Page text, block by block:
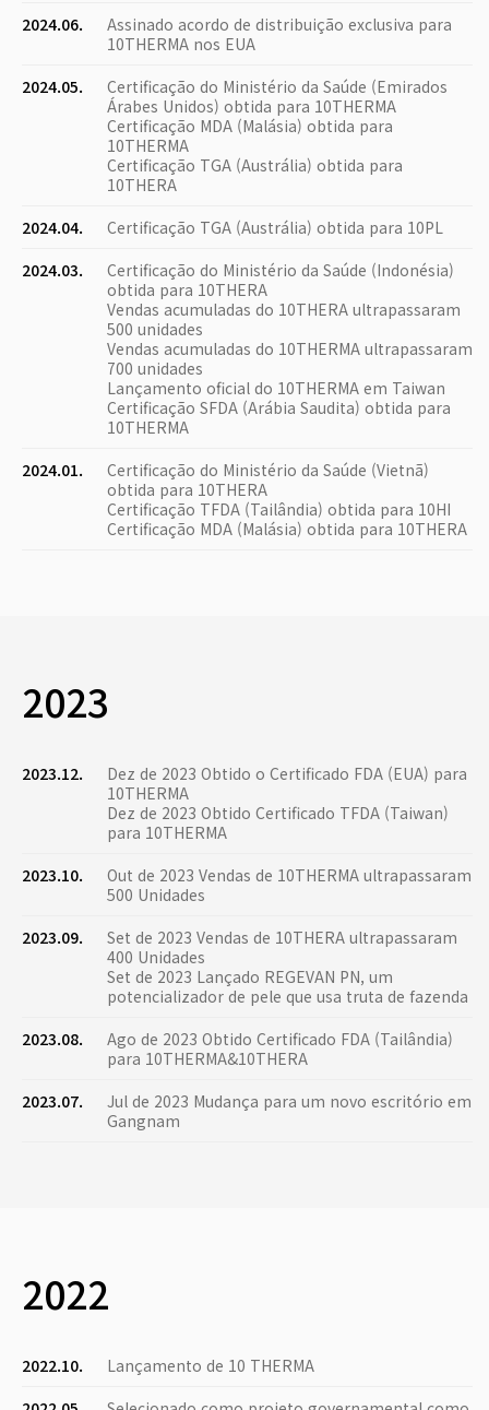
2024.06.
Assinado acordo de distribuição exclusiva para
10THERMA nos EUA
2024.05.
Certificação do Ministério da Saúde (Emirados
Árabes Unidos) obtida para 10THERMA
Certificação MDA (Malásia) obtida para
10THERMA
Certificação TGA (Austrália) obtida para
10THERA
2024.04.
Certificação TGA (Austrália) obtida para 10PL
2024.03.
Certificação do Ministério da Saúde (Indonésia)
obtida para 10THERA
Vendas acumuladas do 10THERA ultrapassaram
500 unidades
Vendas acumuladas do 10THERMA ultrapassaram
700 unidades
Lançamento oficial do 10THERMA em Taiwan
Certificação SFDA (Arábia Saudita) obtida para
10THERMA
2024.01.
Certificação do Ministério da Saúde (Vietnã)
obtida para 10THERA
Certificação TFDA (Tailândia) obtida para 10HI
Certificação MDA (Malásia) obtida para 10THERA
2023
2023.12.
Dez de 2023 Obtido o Certificado FDA (EUA) para
10THERMA
Dez de 2023 Obtido Certificado TFDA (Taiwan)
para 10THERMA
2023.10.
Out de 2023 Vendas de 10THERMA ultrapassaram
500 Unidades
2023.09.
Set de 2023 Vendas de 10THERA ultrapassaram
400 Unidades
Set de 2023 Lançado REGEVAN PN, um
potencializador de pele que usa truta de fazenda
2023.08.
Ago de 2023 Obtido Certificado FDA (Tailândia)
para 10THERMA&10THERA
2023.07.
Jul de 2023 Mudança para um novo escritório em
Gangnam
2022
2022.10.
Lançamento de 10 THERMA